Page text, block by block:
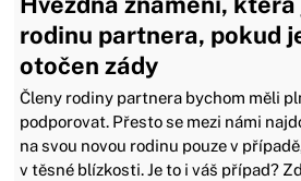
rodinu partnera, pokud
otočen zády
Členy rodiny partnera bychom měli
podporovat. Přesto se mezi námi
na svou novou rodinu pouze v
v těsné blízkosti. Je to i váš případ?